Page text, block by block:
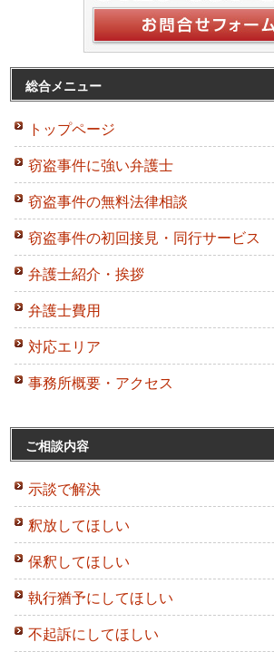
総合メニュー
トップページ
窃盗事件に強い弁護士
窃盗事件の無料法律相談
窃盗事件の初回接見・同行サービス
弁護士紹介・挨拶
弁護士費用
対応エリア
事務所概要・アクセス
ご相談内容
示談で解決
釈放してほしい
保釈してほしい
執行猶予にしてほしい
不起訴にしてほしい